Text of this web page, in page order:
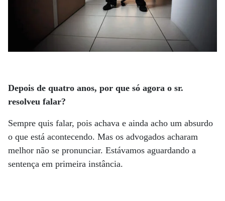
Depois de quatro anos, por que só agora o sr.
resolveu falar?
Sempre quis falar, pois achava e ainda acho um absurdo
o que está acontecendo. Mas os advogados acharam
melhor não se pronunciar. Estávamos aguardando a
sentença em primeira instância.